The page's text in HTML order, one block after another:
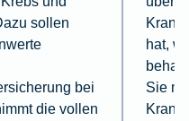
sollen
bei
die vollen
hat,
Sie